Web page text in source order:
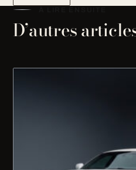
D’autres